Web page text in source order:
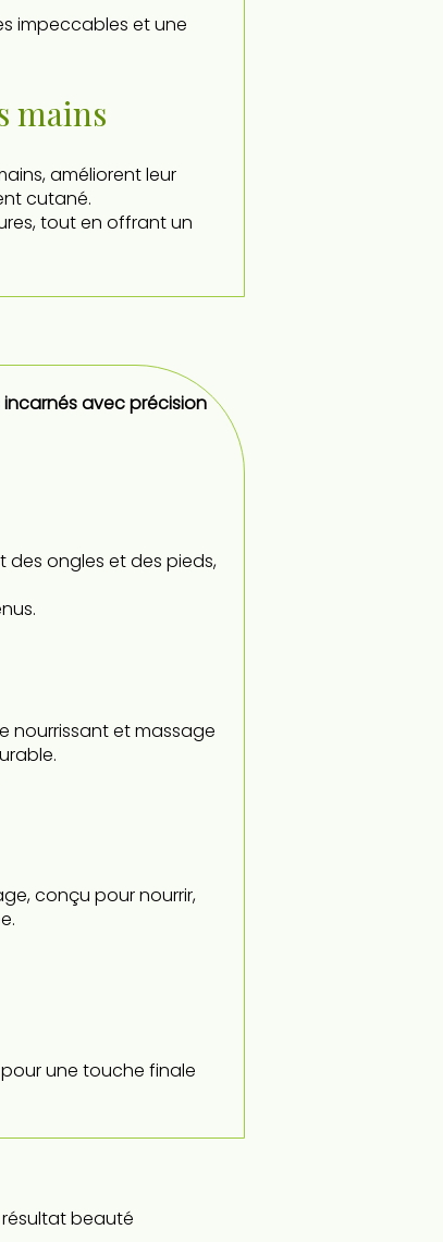
impeccables et une
mains
améliorent leur
cutané.
tout en offrant un
avec précision
des ongles et des pieds,
nourrissant et massage
conçu pour nourrir,
une touche finale
beauté